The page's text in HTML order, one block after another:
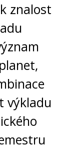
znalost
výkladu